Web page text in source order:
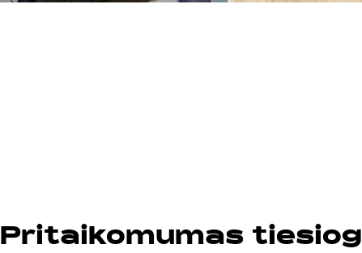
Pritaikomumas tiesiog